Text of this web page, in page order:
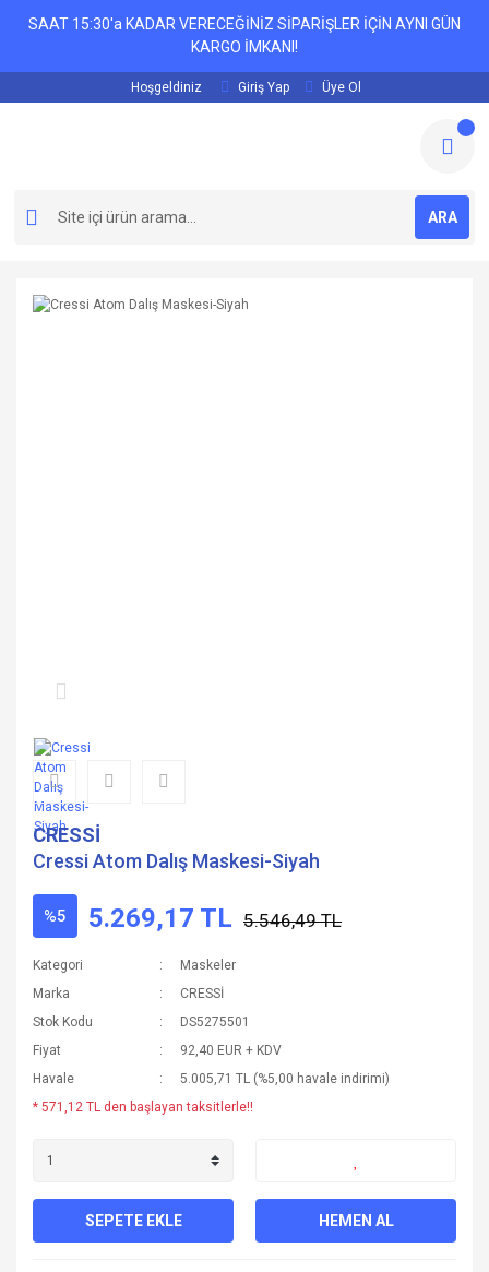
SAAT 15:30'a KADAR VERECEĞİNİZ SİPARİŞLER İÇİN AYNI GÜN
KARGO İMKANI!
Hoşgeldiniz Giriş Yap Üye Ol
ARA
CRESSİ
Cressi Atom Dalış Maskesi-Siyah
%5 5.269,17 TL 5.546,49 TL
Kategori
Maskeler
Marka
CRESSİ
Stok Kodu
DS5275501
Fiyat
92,40 EUR + KDV
Havale
5.005,71 TL (%5,00 havale indirimi)
* 571,12 TL den başlayan taksitlerle!!
SEPETE EKLE HEMEN AL